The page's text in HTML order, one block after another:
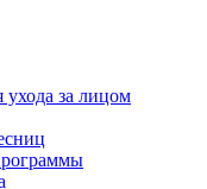
ухода за лицом